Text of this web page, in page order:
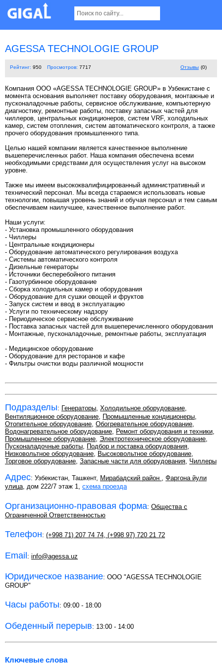
AGESSA TECHNOLOGIE GROUP
Рейтинг: 950 Просмотров: 7717 Отзывы (0)
Компания ООО «AGESSA TECHNOLOGIE GROUP» в Узбекистане с
момента основания выполняет поставку оборудования, монтажные и
пусконаладочные работы, сервисное обслуживание, компьютерную
диагностику, ремонтные работы, поставку запасных частей для
чиллеров, центральных кондиционеров, систем VRF, холодильных
камер, систем отопления, систем автоматического контроля, а также
прочего оборудования промышленного типа.
Целью нашей компании является качественное выполнение
вышеперечисленных работ. Наша компания обеспечена всеми
необходимыми средствами для осуществления услуг на высоком
уровне.
Также мы имеем высококвалифицированный административный и
технический персонал. Мы всегда стараемся использовать новые
технологии, повышая уровень знаний и обучая персонал и тем самым
обеспечиваем наилучшее, качественное выполнение работ.
Наши услуги:
- Установка промышленного оборудования
- Чиллеры
- Центральные кондиционеры
- Оборудование автоматического регулирования воздуха
- Системы автоматического контроля
- Дизельные генераторы
- Источники бесперебойного питания
- Газотурбинное оборудование
- Сборка холодильных камер и оборудования
- Оборудование для сушки овощей и фруктов
- Запуск систем и ввод в эксплуатацию
- Услуги по техническому надзору
- Периодическое сервисное обслуживание
- Поставка запасных частей для вышеперечисленного оборудования
- Монтажные, пусконаладочные, ремонтные работы, эксплуатация
- Медицинское оборудование
- Оборудование для ресторанов и кафе
- Фильтры очистки воды различной мощности
Подразделы: Генераторы, Холодильное оборудование,
Вентиляционное оборудование, Промышленные кондиционеры,
Отопительное оборудование, Обогревательное оборудование,
Водонагревательное оборудование, Ремонт оборудования и техники,
Промышленное оборудование, Электротехническое оборудование,
Пусконаладочные работы, Подбор и поставка оборудования,
Низковольтное оборудование, Высоковольтное оборудование,
Торговое оборудование, Запасные части для оборудования, Чиллеры
Адрес: Узбекистан, Ташкент, Мирабадский район , Фаргона йули
улица, дом 222/7 этаж 1, схема проезда
Организационно-правовая форма: Общества с
Ограниченной Ответственностью
Телефон: (+998 71) 207 74 74, (+998 97) 720 21 72
Email: info@agessa.uz
Юридическое название: OOO "AGESSA TECHNOLOGIE
GROUP"
Часы работы: 09:00 - 18:00
Обеденный перерыв: 13:00 - 14:00
Ключевые слова